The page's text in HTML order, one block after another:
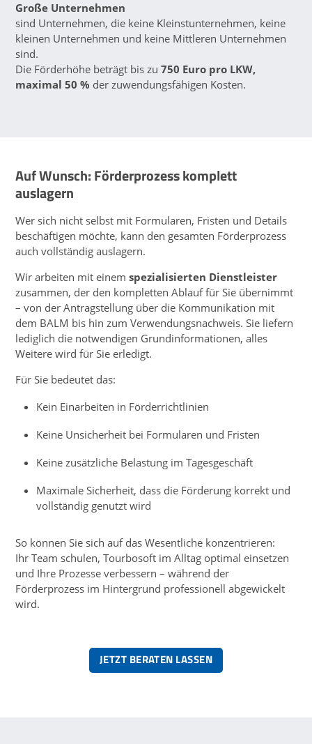
Große Unternehmen
sind Unternehmen, die keine Kleinstunternehmen, keine
kleinen Unternehmen und keine Mittleren Unternehmen
sind.
Die Förderhöhe beträgt bis zu750 Euro pro LKW,
maximal 50 % der zuwendungsfähigen Kosten.
Auf Wunsch: Förderprozess komplett
auslagern
Wer sich nicht selbst mit Formularen, Fristen und Details
beschäftigen möchte, kann den gesamten Förderprozess
auch vollständig auslagern.
Wir arbeiten mit einemspezialisierten Dienstleister
zusammen, der den kompletten Ablauf für Sie übernimmt
– von der Antragstellung über die Kommunikation mit
dem BALM bis hin zum Verwendungsnachweis. Sie liefern
lediglich die notwendigen Grundinformationen, alles
Weitere wird für Sie erledigt.
Für Sie bedeutet das:
Kein Einarbeiten in Förderrichtlinien
Keine Unsicherheit bei Formularen und Fristen
Keine zusätzliche Belastung im Tagesgeschäft
Maximale Sicherheit, dass die Förderung korrekt und
vollständig genutzt wird
So können Sie sich auf das Wesentliche konzentrieren:
Ihr Team schulen, Tourbosoft im Alltag optimal einsetzen
und Ihre Prozesse verbessern – während der
Förderprozess im Hintergrund professionell abgewickelt
wird.
JETZT BERATEN LASSEN